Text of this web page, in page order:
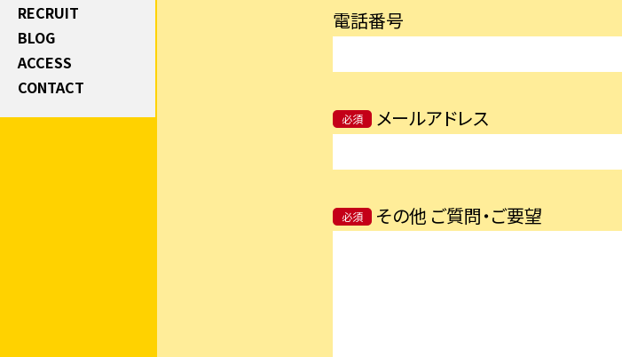
RECRUIT
BLOG
ACCESS
CONTACT
電話番号
必須 メールアドレス
必須 その他 ご質問・ご要望